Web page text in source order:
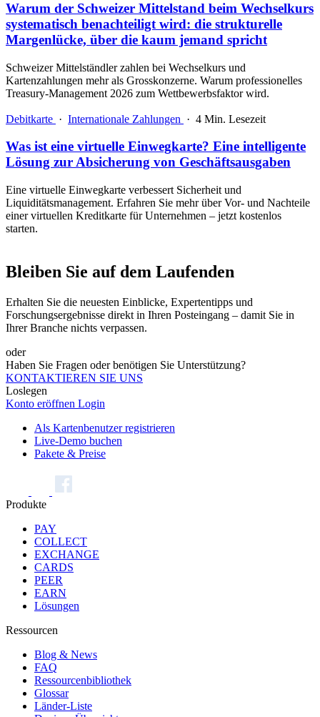
Warum der Schweizer Mittelstand beim Wechselkurs
systematisch benachteiligt wird: die strukturelle
Margenlücke, über die kaum jemand spricht
Schweizer Mittelständler zahlen bei Wechselkurs und
Kartenzahlungen mehr als Grosskonzerne. Warum professionelles
Treasury-Management 2026 zum Wettbewerbsfaktor wird.
Debitkarte · Internationale Zahlungen · 4 Min. Lesezeit
Was ist eine virtuelle Einwegkarte? Eine intelligente
Lösung zur Absicherung von Geschäftsausgaben
Eine virtuelle Einwegkarte verbessert Sicherheit und
Liquiditätsmanagement. Erfahren Sie mehr über Vor- und Nachteile
einer virtuellen Kreditkarte für Unternehmen – jetzt kostenlos
starten.
Bleiben Sie auf dem Laufenden
Erhalten Sie die neuesten Einblicke, Expertentipps und
Forschungsergebnisse direkt in Ihren Posteingang – damit Sie in
Ihrer Branche nichts verpassen.
oder
Haben Sie Fragen oder benötigen Sie Unterstützung?
KONTAKTIEREN SIE UNS
Loslegen
Konto eröffnen Login
Als Kartenbenutzer registrieren
Live-Demo buchen
Pakete & Preise
Produkte
PAY
COLLECT
EXCHANGE
CARDS
PEER
EARN
Lösungen
Ressourcen
Blog & News
FAQ
Ressourcenbibliothek
Glossar
Länder-Liste